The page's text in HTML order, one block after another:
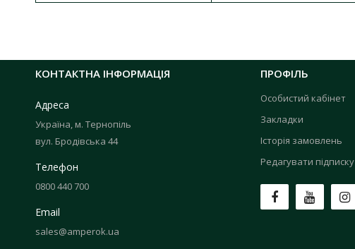
КОНТАКТНА ІНФОРМАЦІЯ
Адреса
Україна, м. Тернопіль
вул. Бродівська 44
Телефон
0800 440 700
Email
sales@amperok.ua
ПРОФІЛЬ
Особистий кабінет
Закладки
Історія замовлень
Редагувати підписку